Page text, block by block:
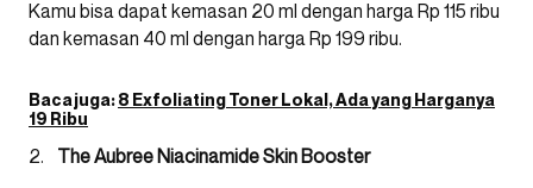
Kamu bisa dapat kemasan 20 ml dengan harga Rp 115 ribu
dan kemasan 40 ml dengan harga Rp 199 ribu.
Baca juga:8 Exfoliating Toner Lokal, Ada yang Harganya
19 Ribu
The Aubree Niacinamide Skin Booster